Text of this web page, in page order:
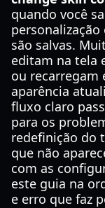
quando você
são salvas.
editam na tela
ou recarregam
aparência
fluxo claro
para os
redefinição do
que não
com as
este guia na
e erro que faz